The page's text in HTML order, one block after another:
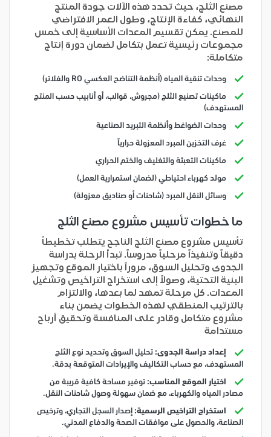
مصنع الثلج، حيث تحدد هذه الآلات جودة المنتج
النهائي، كفاءة الإنتاج، وطول العمر الافتراضي
للمصنع. يمكن تقسيم المعدات الأساسية إلى خمس
مجموعات رئيسية تعمل بتكامل لضمان دورة إنتاج
متكاملة:
وحدات تنقية المياه (أنظمة التناضح العكسي RO والفلاتر)
ماكينات تصنيع الثلج (مجروش، قوالب، أو أنابيب حسب المنتج
المستهدف)
وحدات الضواغط وأنظمة التبريد الصناعية
غرف التخزين المبرد المعزولة حرارياً
ماكينات التعبئة والتغليف والختم الحراري
مولد كهرباء احتياطي (لضمان استمرارية العمل)
وسائل النقل المبرد (شاحنات أو صناديق معزولة)
ما خطوات تأسيس مشروع مصنع الثلج
تأسيس مشروع مصنع الثلج الناجح يتطلب تخطيطاً
دقيقاً وتنفيذاً مرحلياً مدروساً. تبدأ الرحلة بدراسة
الجدوى وتحليل السوق، مروراً باختيار الموقع وتجهيز
البنية التحتية، وصولاً إلى استخراج التراخيص وتشغيل
المعدات. كل مرحلة تمهد لما بعدها، والالتزام
بالترتيب المنطقي لهذه الخطوات يضمن بناء
مشروع متكامل وقادر على المنافسة وتحقيق أرباح
مستدامة
إعداد دراسة الجدوى: تحليل السوق وتحديد نوع الثلج
المستهدف، مع حساب التكاليف والإيرادات المتوقعة بدقة.
اختيار الموقع المناسب: توفير مساحة كافية قريبة من
مصادر المياه والكهرباء، مع ضمان سهولة وصول شاحنات النقل.
استخراج التراخيص الرسمية: إصدار السجل التجاري، وترخيص
الصناعة، والحصول على موافقات الصحة والدفاع المدني.